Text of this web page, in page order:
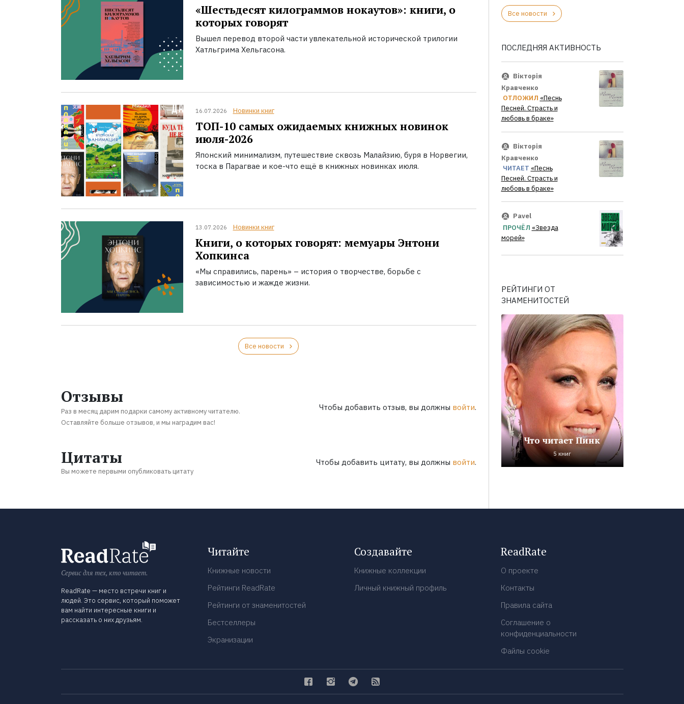
«Шестьдесят килограммов нокаутов»: книги, о
которых говорят
Вышел перевод второй части увлекательной исторической трилогии
Хатльгрима Хельгасона.
16.07.2026 Новинки книг
ТОП-10 самых ожидаемых книжных новинок
июля-2026
Японский минимализм, путешествие сквозь Малайзию, буря в Норвегии,
тоска в Парагвае и кое-что ещё в книжных новинках июля.
13.07.2026 Новинки книг
Книги, о которых говорят: мемуары Энтони
Хопкинса
«Мы справились, парень» – история о творчестве, борьбе с
зависимостью и жажде жизни.
Все новости
Отзывы
Раз в месяц дарим подарки самому активному читателю.
Оставляйте больше отзывов, и мы наградим вас!
Чтобы добавить отзыв, вы должны войти.
Цитаты
Вы можете первыми опубликовать цитату
Чтобы добавить цитату, вы должны войти.
Все новости
ПОСЛЕДНЯЯ АКТИВНОСТЬ
Вікторія
Кравченко
ОТЛОЖИЛ «Песнь
Песней. Страсть и
любовь в браке»
Вікторія
Кравченко
ЧИТАЕТ «Песнь
Песней. Страсть и
любовь в браке»
Pavel
ПРОЧЁЛ «Звезда
морей»
РЕЙТИНГИ ОТ
ЗНАМЕНИТОСТЕЙ
Что читает Пинк
5 книг
Сервис для тех, кто читает.
ReadRate — место встречи книг и
людей. Это сервис, который поможет
вам найти интересные книги и
рассказать о них друзьям.
Читайте
Книжные новости
Рейтинги ReadRate
Рейтинги от знаменитостей
Бестселлеры
Экранизации
Создавайте
Книжные коллекции
Личный книжный профиль
ReadRate
О проекте
Контакты
Правила сайта
Соглашение о
конфиденциальности
Файлы cookie